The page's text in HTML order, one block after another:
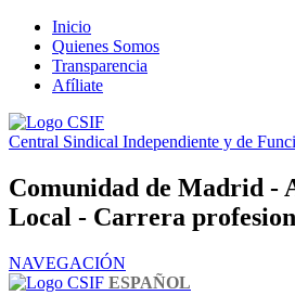
Inicio
Quienes Somos
Transparencia
Afíliate
Central Sindical Independiente y de
Comunidad de Madrid -
Local - Carrera
NAVEGACIÓN
ESPAÑOL